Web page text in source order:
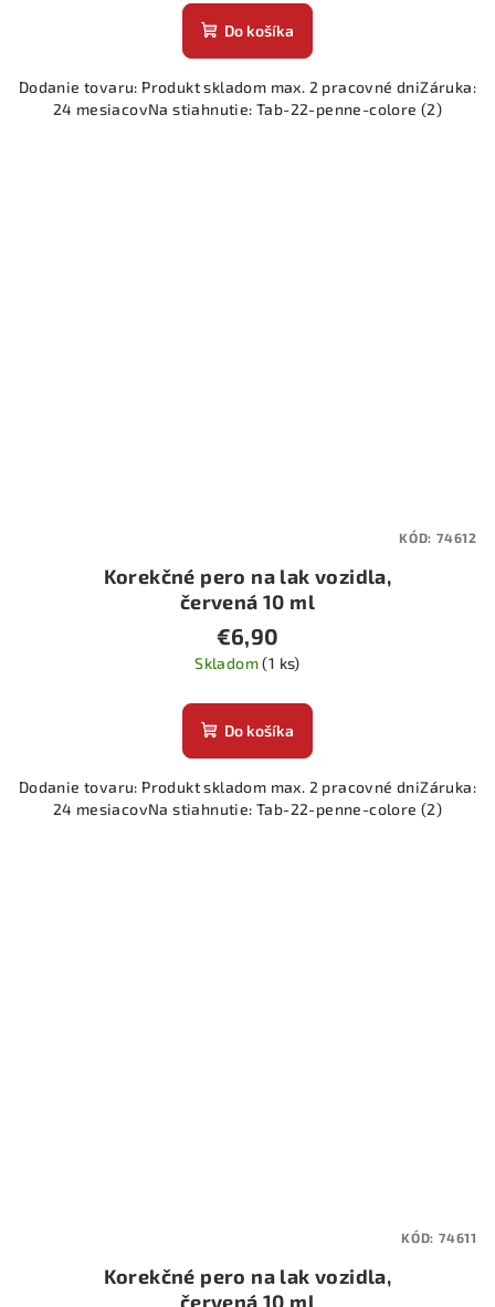
Do košíka
Dodanie tovaru: Produkt skladom max. 2 pracovné dniZáruka:
24 mesiacovNa stiahnutie: Tab-22-penne-colore (2)
Korekčné pero na lak vozidla,
červená 10 ml
€6,90
Skladom(1 ks)
Do košíka
Dodanie tovaru: Produkt skladom max. 2 pracovné dniZáruka:
24 mesiacovNa stiahnutie: Tab-22-penne-colore (2)
KÓD: 74612
Korekčné pero na lak vozidla,
červená 10 ml
KÓD: 74611